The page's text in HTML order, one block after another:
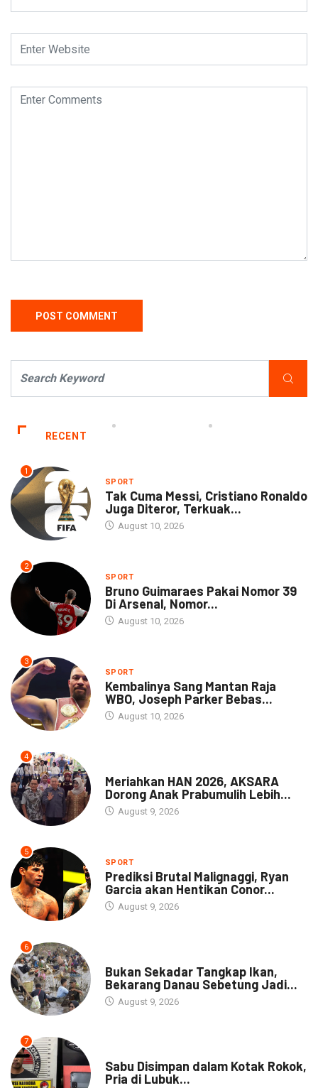
RECENT
1
SPORT
Tak Cuma Messi, Cristiano Ronaldo
Juga Diteror, Terkuak...
August 10, 2026
2
SPORT
Bruno Guimaraes Pakai Nomor 39
Di Arsenal, Nomor...
August 10, 2026
3
SPORT
Kembalinya Sang Mantan Raja
WBO, Joseph Parker Bebas...
August 10, 2026
4
Meriahkan HAN 2026, AKSARA
Dorong Anak Prabumulih Lebih...
August 9, 2026
5
SPORT
Prediksi Brutal Malignaggi, Ryan
Garcia akan Hentikan Conor...
August 9, 2026
6
Bukan Sekadar Tangkap Ikan,
Bekarang Danau Sebetung Jadi...
August 9, 2026
7
Sabu Disimpan dalam Kotak Rokok,
Pria di Lubuk...